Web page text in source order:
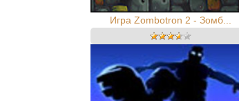
Игра Zombotron 2 - Зомб...